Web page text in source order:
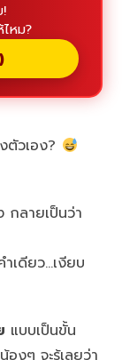
หม?
ตัวเอง?
กลายเป็นว่า
เดียว…เงียบ
แบบเป็นขั้น